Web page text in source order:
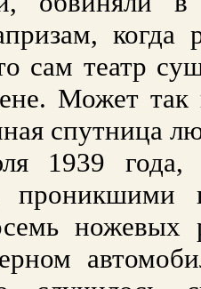
когда
сам театр
Может
спутница
года,
ножевых